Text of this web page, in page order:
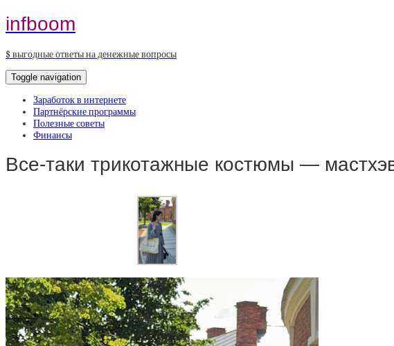
infboom
$ выгодные ответы на денежные вопросы
Toggle navigation
Заработок в интернете
Партнёрские программы
Полезные советы
Финансы
Все-таки трикотажные костюмы —